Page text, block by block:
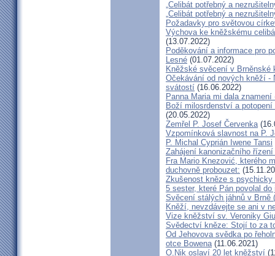
„Celibát potřebný a
„Celibát potřebný a
Požadavky pro světovou
Výchova ke kněžskému
(13.07.2022)
Poděkování a informace pro
Lesné (01.07.2022)
Kněžské svěcení v Brněnské
Očekávání od nových kněží -
svátostí (16.06.2022)
Panna Maria mi dala
Boží milosrdenství a
(20.05.2022)
Zemřel P. Josef Červenka
Vzpomínková slavnost na P.
P. Michal Cyprián Iwene Tansi
Zahájení kanonizačního
Fra Mario Knezović, kterého
duchovně probouzet:
Zkušenost kněze s psychicky
5 sester, které Pán povolal do
Svěcení stálých jáhnů v Brně
Kněží, nevzdávejte se ani v
Vize kněžství sv. Veroniky
Svědectví kněze: Stojí to za
Od Jehovova svědka po
otce Bowena(11.06.2021)
O.Nik oslaví 20 let kněžství